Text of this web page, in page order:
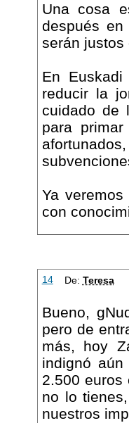
Una cosa
después
serán justos
En
reducir la
cuidado de
para
Ya
con
14 De: Teresa
Bueno,
pero de
más, hoy
indignó
2.500 euros
no lo
nuestros